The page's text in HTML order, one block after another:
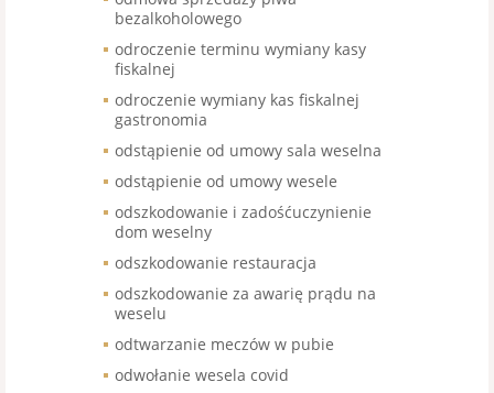
bezalkoholowego
odroczenie terminu wymiany kasy
fiskalnej
odroczenie wymiany kas fiskalnej
gastronomia
odstąpienie od umowy sala weselna
odstąpienie od umowy wesele
odszkodowanie i zadośćuczynienie
dom weselny
odszkodowanie restauracja
odszkodowanie za awarię prądu na
weselu
odtwarzanie meczów w pubie
odwołanie wesela covid